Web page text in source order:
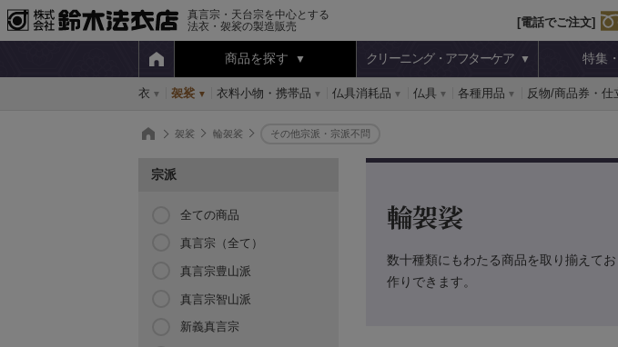
真言宗・天台宗を中心とする
法衣・袈裟の製造販売
[電話でご注文]
商品を探す クリーニング・アフターケア 特集
衣 袈裟 衣料小物・携帯品 仏具消耗品 仏具 各種用品 反物/商品券・仕
袈裟 輪袈裟 その他宗派・宗派不問
輪袈裟
数十種類にもわたる商品を取り揃えて
作りできます。
宗派
全ての商品
真言宗（全て）
真言宗豊山派
真言宗智山派
新義真言宗